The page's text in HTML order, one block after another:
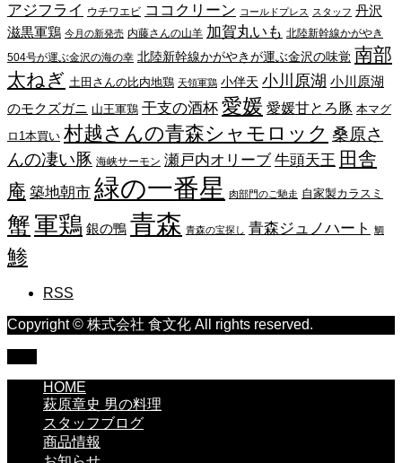
アジフライ ウチワエビ ココクリーン コールドプレス スタッフ 丹沢
滋黒軍鶏 今月の新発売 内藤さんの山羊 加賀丸いも 北陸新幹線かがやき
504号が運ぶ金沢の海の幸 北陸新幹線かがやきが運ぶ金沢の味覚 南部
太ねぎ 土田さんの比内地鶏 天領軍鶏 小伴天 小川原湖 小川原湖
のモクズガニ 山王軍鶏 干支の酒杯 愛媛 愛媛甘とろ豚 本マグ
ロ1本買い 村越さんの青森シャモロック 桑原さ
んの凄い豚 海峡サーモン 瀬戸内オリーブ 牛頭天王 田舎
庵 築地朝市 緑の一番星 肉部門のご馳走 自家製カラスミ
蟹軍鶏 銀の鴨 青森 青森の宝探し 青森ジュノハート 鯛
鯵
RSS
Copyright © 株式会社 食文化 All rights reserved.
HOME
萩原章史 男の料理
スタッフブログ
商品情報